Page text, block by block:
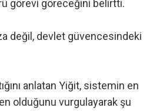
görevi göreceğini belirtti.
değil, devlet güvencesindeki
anlatan Yiğit, sistemin en
olduğunu vurgulayarak şu